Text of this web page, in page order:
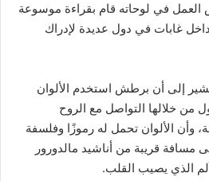
العمل في لوحاته قام بقراءة موسوعة
غابات في دول عديدة لإدراك
إلى أن برطش استخدم الألوان
خلالها التواصل مع الروح
وأن الألوان تحمل له رموزًا وفلسفة
قريبة من أناشيد مالدورور
الذي يصيب القلب.